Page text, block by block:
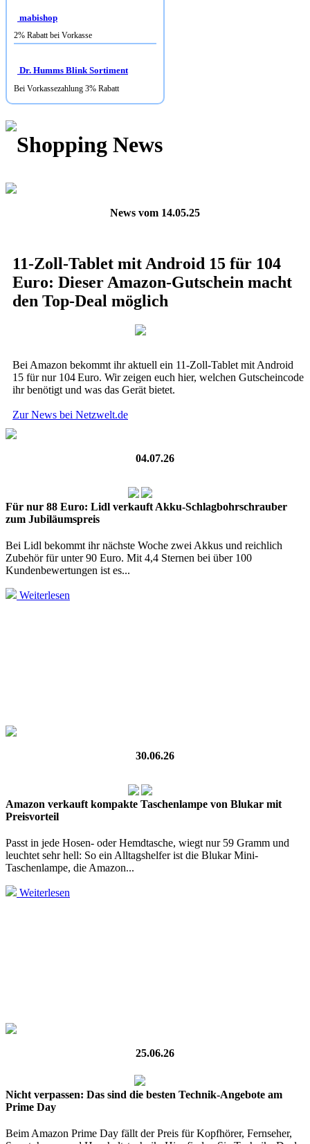
mabishop
2% Rabatt bei Vorkasse
Dr. Humms Blink Sortiment
Bei Vorkassezahlung 3% Rabatt
Shopping News
News vom 14.05.25
11-Zoll-Tablet mit Android 15 für 104
Euro: Dieser Amazon-Gutschein macht
den Top-Deal möglich
Bei Amazon bekommt ihr aktuell ein 11-Zoll-Tablet mit Android
15 für nur 104 Euro. Wir zeigen euch hier, welchen Gutscheincode
ihr benötigt und was das Gerät bietet.
Zur News bei Netzwelt.de
04.07.26
Für nur 88 Euro: Lidl verkauft Akku-Schlagbohrschrauber
zum Jubiläumspreis
Bei Lidl bekommt ihr nächste Woche zwei Akkus und reichlich
Zubehör für unter 90 Euro. Mit 4,4 Sternen bei über 100
Kundenbewertungen ist es...
Weiterlesen
30.06.26
Amazon verkauft kompakte Taschenlampe von Blukar mit
Preisvorteil
Passt in jede Hosen- oder Hemdtasche, wiegt nur 59 Gramm und
leuchtet sehr hell: So ein Alltagshelfer ist die Blukar Mini-
Taschenlampe, die Amazon...
Weiterlesen
25.06.26
Nicht verpassen: Das sind die besten Technik-Angebote am
Prime Day
Beim Amazon Prime Day fällt der Preis für Kopfhörer, Fernseher,